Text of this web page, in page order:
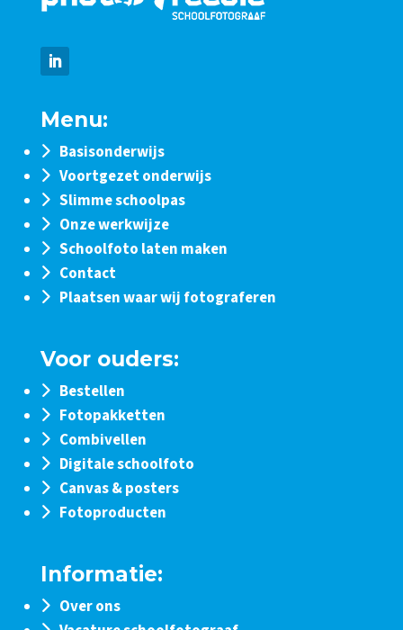
Menu:
Basisonderwijs
Voortgezet onderwijs
Slimme schoolpas
Onze werkwijze
Schoolfoto laten maken
Contact
Plaatsen waar wij fotograferen
Voor ouders:
Bestellen
Fotopakketten
Combivellen
Digitale schoolfoto
Canvas & posters
Fotoproducten
Informatie:
Over ons